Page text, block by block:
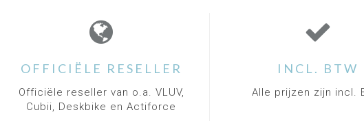
OFFICIËLE RESELLER
Officiële reseller van o.a. VLUV,
Cubii, Deskbike en Actiforce
INCL. BTW
Alle prijzen zijn incl.